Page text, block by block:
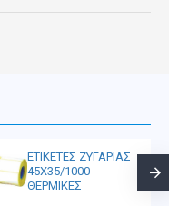
ΕΤΙΚΕΤΕΣ ΖΥΓΑΡΙΑΣ
45Χ35/1000
ΘΕΡΜΙΚΕΣ